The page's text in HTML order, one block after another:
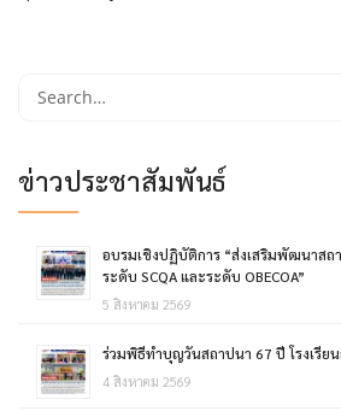
Search
ข่าวประชาสัมพันธ์
อบรมเชิงปฏิบัติการ “ส่งเสริมพัฒนาสถ
ระดับ SCQA และระดับ OBECOA”
5 สิงหาคม 2569
ร่วมพิธีทำบุญวันสถาปนา 67 ปี โรงเรีย
4 สิงหาคม 2569